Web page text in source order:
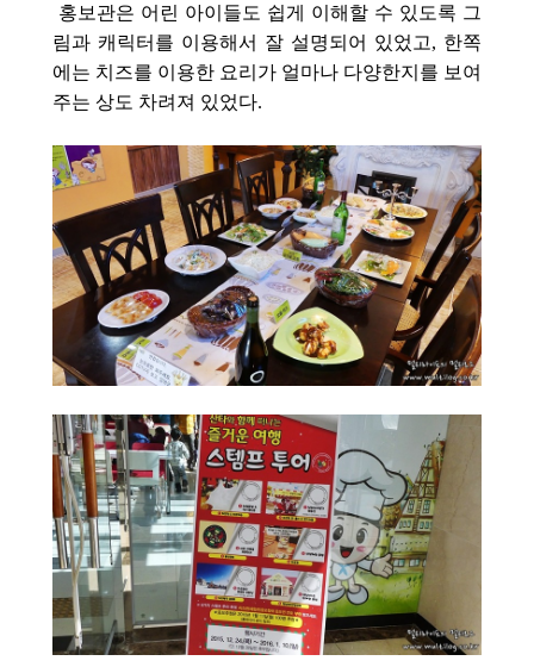
홍보관은 어린 아이들도 쉽게 이해할 수 있도록 그
림과 캐릭터를 이용해서 잘 설명되어 있었고, 한쪽
에는 치즈를 이용한 요리가 얼마나 다양한지를 보여
주는 상도 차려져 있었다.